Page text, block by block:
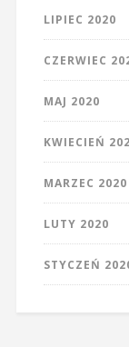
LIPIEC 2020
CZERWIEC
MAJ 2020
KWIECIEŃ
MARZEC 2020
LUTY 2020
STYCZEŃ